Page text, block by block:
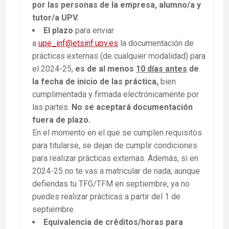
por las personas de la empresa, alumno/a y
tutor/a UPV.
El plazo para enviar
a upe_inf@etsinf.upv.es la documentación de
prácticas externas (de cualquier modalidad) para
el 2024-25, es de al menos 10 días antes de
la fecha de inicio de las práctica, bien
cumplimentada y firmada electrónicamente por
las partes. No se aceptará documentación
fuera de plazo.
En el momento en el que se cumplen requisitos
para titularse, se dejan de cumplir condiciones
para realizar prácticas externas. Además, si en
2024-25 no te vas a matricular de nada, aunque
defiendas tu TFG/TFM en septiembre, ya no
puedes realizar prácticas a partir del 1 de
septiembre.
Equivalencia de créditos/horas para